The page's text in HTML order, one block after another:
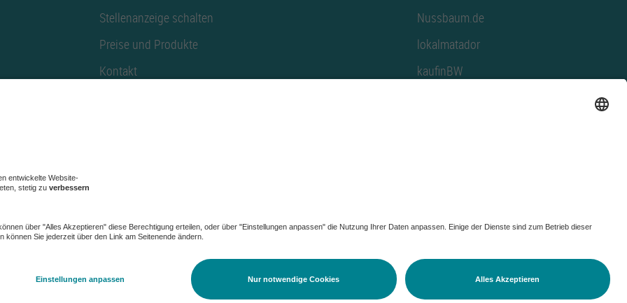
Stellenanzeige schalten
Preise und Produkte
Kontakt
Nussbaum.de
lokalmatador
kaufinBW
Datenschutz Datenschutz-Einstellungen ändern